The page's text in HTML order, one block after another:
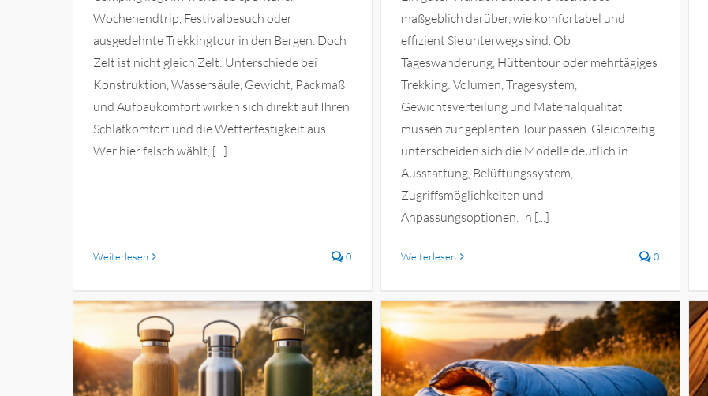
Wochenendtrip, Festivalbesuch oder
ausgedehnte Trekkingtour in den Bergen. Doch
Zelt ist nicht gleich Zelt: Unterschiede bei
Konstruktion, Wassersäule, Gewicht, Packmaß
und Aufbaukomfort wirken sich direkt auf Ihren
Schlafkomfort und die Wetterfestigkeit aus.
Wer hier falsch wählt, [...]
Weiterlesen 0
maßgeblich darüber, wie komfortabel und
effizient Sie unterwegs sind. Ob
Tageswanderung, Hüttentour oder mehrtägiges
Trekking: Volumen, Tragesystem,
Gewichtsverteilung und Materialqualität
müssen zur geplanten Tour passen. Gleichzeitig
unterscheiden sich die Modelle deutlich in
Ausstattung, Belüftungssystem,
Zugriffsmöglichkeiten und
Anpassungsoptionen. In [...]
Weiterlesen 0